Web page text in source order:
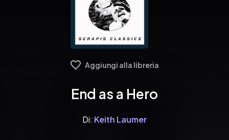
Aggiungi alla libreria
End as a Hero
Di: Keith Laumer